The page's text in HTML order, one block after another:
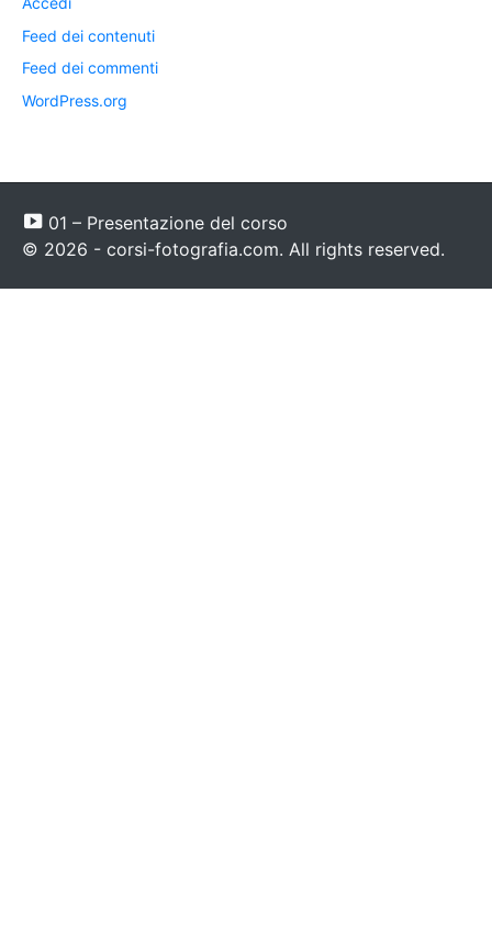
Feed dei contenuti
Feed dei commenti
WordPress.org
01 – Presentazione del corso
© 2026 - corsi-fotografia.com. All rights reserved.